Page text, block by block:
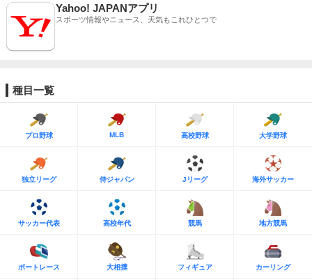
Yahoo! JAPANアプリ
スポーツ情報やニュース、天気もこれひとつで
種目一覧
プロ野球 MLB 高校野球 大学野球
独立リーグ 侍ジャパン Jリーグ 海外サッカー
サッカー代表 高校年代 競馬 地方競馬
ボートレース 大相撲 フィギュア カーリング